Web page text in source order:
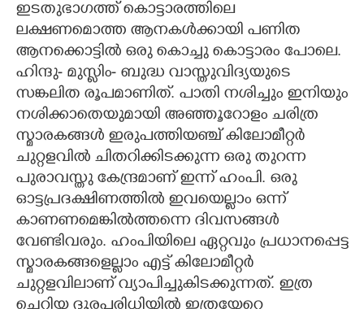
ഇടതുഭാഗത്ത് കൊട്ടാരത്തിലെ
ലക്ഷണമൊത്ത ആനകൾക്കായി പണിത
ആനക്കൊട്ടിൽ ഒരു കൊച്ചു കൊട്ടാരം പോലെ.
ഹിന്ദു- മുസ്ലിം- ബുദ്ധ വാസ്തുവിദ്യയുടെ
സങ്കലിത രൂപമാണിത്. പാതി നശിച്ചും ഇനിയും
നശിക്കാതെയുമായി അഞ്ഞൂറോളം ചരിത്ര
സ്മാരകങ്ങൾ ഇരുപത്തിയഞ്ച് കിലോമീറ്റർ
ചുറ്റളവിൽ ചിതറിക്കിടക്കുന്ന ഒരു തുറന്ന
പുരാവസ്തു കേന്ദ്രമാണ് ഇന്ന് ഹംപി. ഒരു
ഓട്ടപ്രദക്ഷിണത്തിൽ ഇവയെല്ലാം ഒന്ന്
കാണണമെങ്കിൽത്തന്നെ ദിവസങ്ങൾ
വേണ്ടിവരും. ഹംപിയിലെ ഏറ്റവും പ്രധാനപ്പെട്ട
സ്മാരകങ്ങളെല്ലാം എട്ട് കിലോമീറ്റർ
ചുറ്റളവിലാണ് വ്യാപിച്ചുകിടക്കുന്നത്. ഇത്ര